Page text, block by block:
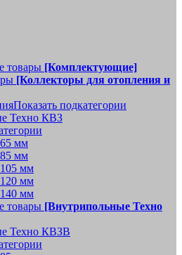
товары [Комплектующие]
[Коллекторы для отопления и
Показать подкатегории
Техно КВЗ
мм
мм
мм
мм
мм
товары [Внутрипольные Техно
Техно КВЗВ